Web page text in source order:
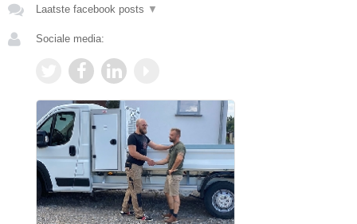
Laatste facebook posts ▼
Sociale media: